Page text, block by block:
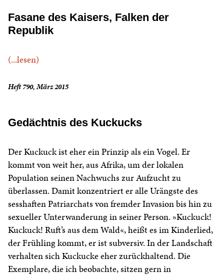
Fasane des Kaisers, Falken der
Republik
(...lesen)
Heft 790, März 2015
Gedächtnis des Kuckucks
Der Kuckuck ist eher ein Prinzip als ein Vogel. Er
kommt von weit her, aus Afrika, um der lokalen
Population seinen Nachwuchs zur Aufzucht zu
überlassen. Damit konzentriert er alle Urängste des
sesshaften Patriarchats von fremder Invasion bis hin zu
sexueller Unterwanderung in seiner Person. »Kuckuck!
Kuckuck! Ruft’s aus dem Wald«, heißt es im Kinderlied,
der Frühling kommt, er ist subversiv. In der Landschaft
verhalten sich Kuckucke eher zurückhaltend. Die
Exemplare, die ich beobachte, sitzen gern in